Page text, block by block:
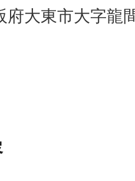
府大東市大字龍